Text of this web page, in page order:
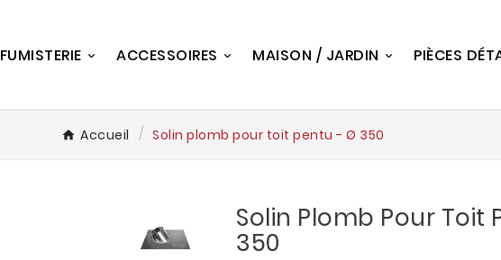
FUMISTERIE ACCESSOIRES MAISON / JARDIN PIÈCES
Accueil Solin plomb pour toit pentu - Ø 350
Solin Plomb Pour Toit
350